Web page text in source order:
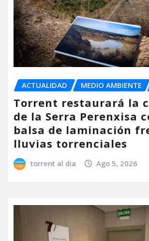
ACTUALIDAD MEDIO AMBIENTE
Torrent restaurará la
de la Serra Perenxisa
balsa de laminación
lluvias torrenciales
torrent al dia Ago 5, 2026